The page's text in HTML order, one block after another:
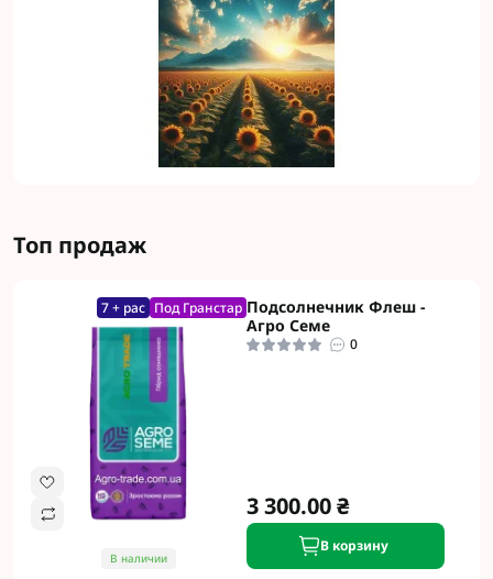
Топ продаж
7 + рас Под Гранстар
В наличии
Подсолнечник Флеш -
Агро Семе
0
3 300.00 ₴
В корзину